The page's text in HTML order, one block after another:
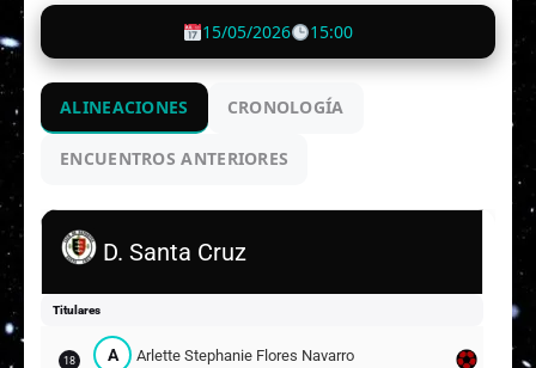
15/05/2026 15:00
ALINEACIONES CRONOLOGÍA
ENCUENTROS ANTERIORES
D. Santa Cruz
Titulares
18 A Arlette Stephanie Flores Navarro